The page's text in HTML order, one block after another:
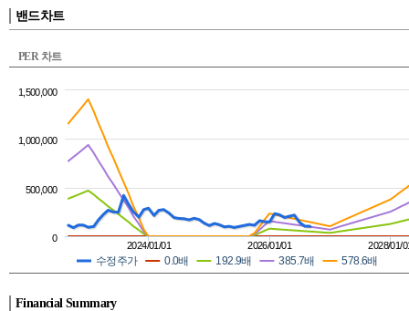
밴드차트
PER 차트
수정주가 0.0배 192.9배 385.7배 578.6배
2024/01/01 2026/01/01 2028/01/
0
500,000
1,000,000
1,500,000
Financial Summary